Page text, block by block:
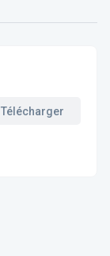
Télécharger